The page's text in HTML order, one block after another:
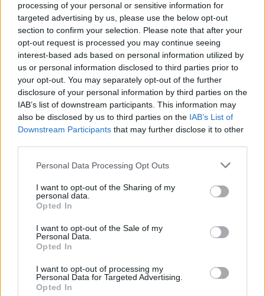
processing of your personal or sensitive information for
targeted advertising by us, please use the below opt-out
section to confirm your selection. Please note that after your
opt-out request is processed you may continue seeing
interest-based ads based on personal information utilized by
us or personal information disclosed to third parties prior to
your opt-out. You may separately opt-out of the further
disclosure of your personal information by third parties on the
IAB’s list of downstream participants. This information may
also be disclosed by us to third parties on the IAB’s List of
Downstream Participants that may further disclose it to other
Personal Data Processing Opt Outs
I want to opt-out of the Sharing of my
personal data.
Opted In
I want to opt-out of the Sale of my
Personal Data.
Opted In
I want to opt-out of processing my
Personal Data for Targeted Advertising.
Opted In
Η εμπειρία σε μελέτες Η/Μ για χώρους παραγωγής
φαρμάκων, βιομηχανικές εγκαταστάσεις και κτιριακά έργα
γραφείων με αυξημένες τεχνικές απαιτήσεις θα εκτιμηθεί
ιδιαίτερα.
Παροχές
Παροχές
Ανταγωνιστικό πακέτο αποδοχών & bonus απόδοσης
Συνεχή εκπαίδευση και ανάπτυξη δεξιοτήτων
Προοπτικές εξέλιξης σε απαιτητικά έργα